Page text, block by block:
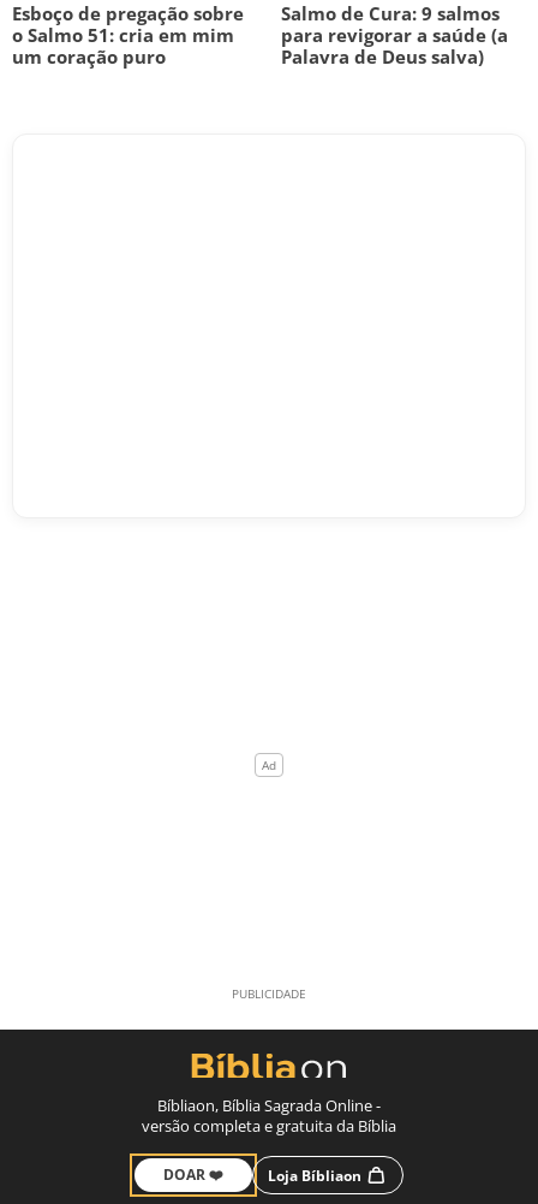
Esboço de pregação sobre
o Salmo 51: cria em mim
um coração puro
Salmo de Cura: 9 salmos
para revigorar a saúde (a
Palavra de Deus salva)
Bíbliaon, Bíblia Sagrada Online -
versão completa e gratuita da Bíblia
DOAR ❤️ Loja Bíbliaon